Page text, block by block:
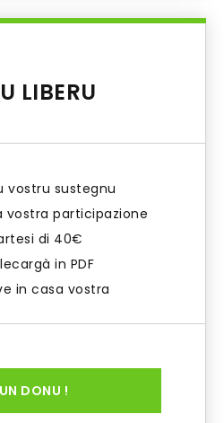
LIBERU
vostru sustegnu
participazione
di 40€
in PDF
in casa vostra
DONU !